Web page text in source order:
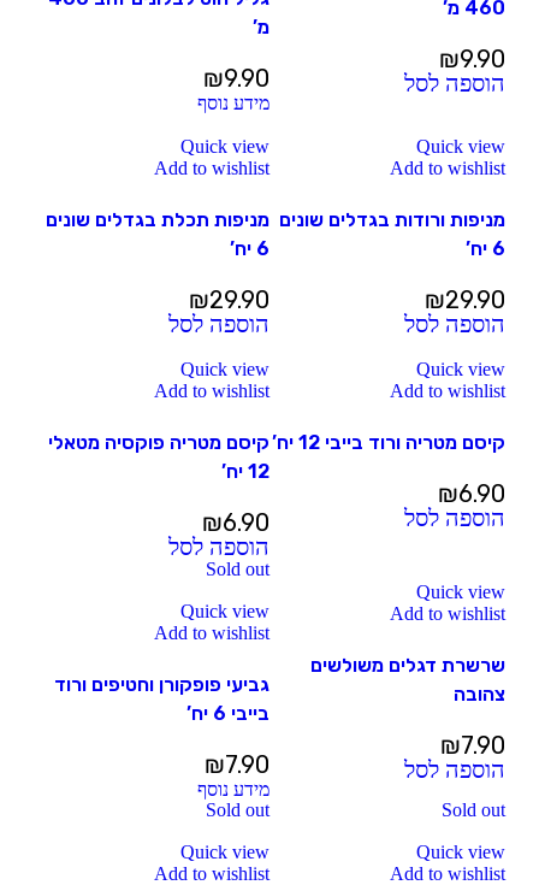
460 מ’
₪9.90
הוספה לסל
מ’
₪9.90
מידע נוסף
Quick view
Add to wishlist
מניפות ורודות בגדלים שונים
6 יח’
₪29.90
הוספה לסל
Quick view
Add to wishlist
מניפות תכלת בגדלים שונים
6 יח’
₪29.90
הוספה לסל
Quick view
Add to wishlist
קיסם מטריה ורוד בייבי 12 יח’
₪6.90
הוספה לסל
Quick view
Add to wishlist
קיסם מטריה פוקסיה מטאלי
12 יח’
₪6.90
הוספה לסל
Quick view
Add to wishlist
שרשרת דגלים משולשים
צהובה
₪7.90
הוספה לסל
Sold out
Quick view
Add to wishlist
גביעי פופקורן וחטיפים ורוד
בייבי 6 יח’
₪7.90
מידע נוסף
Sold out
Quick view
Add to wishlist
Sold out
Quick view
Add to wishlist